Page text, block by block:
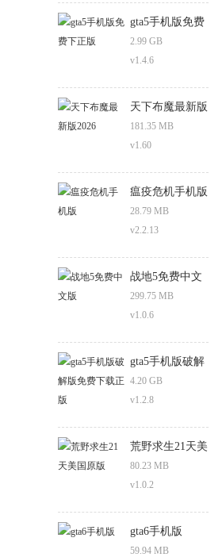
gta5手机版免费
下正版
2.99 GB
v1.4.6
天下布魔最新版
2026
181.35 MB
v1.60
瘟疫危机手机版
28.79 MB
v2.2.13
战地5免费中文
版
299.75 MB
v1.0.6
gta5手机版破解
版免费下载正版
4.20 GB
v1.2.8
荒野求生21天美
国原版
80.23 MB
v1.0.2
gta6手机版
59.94 MB